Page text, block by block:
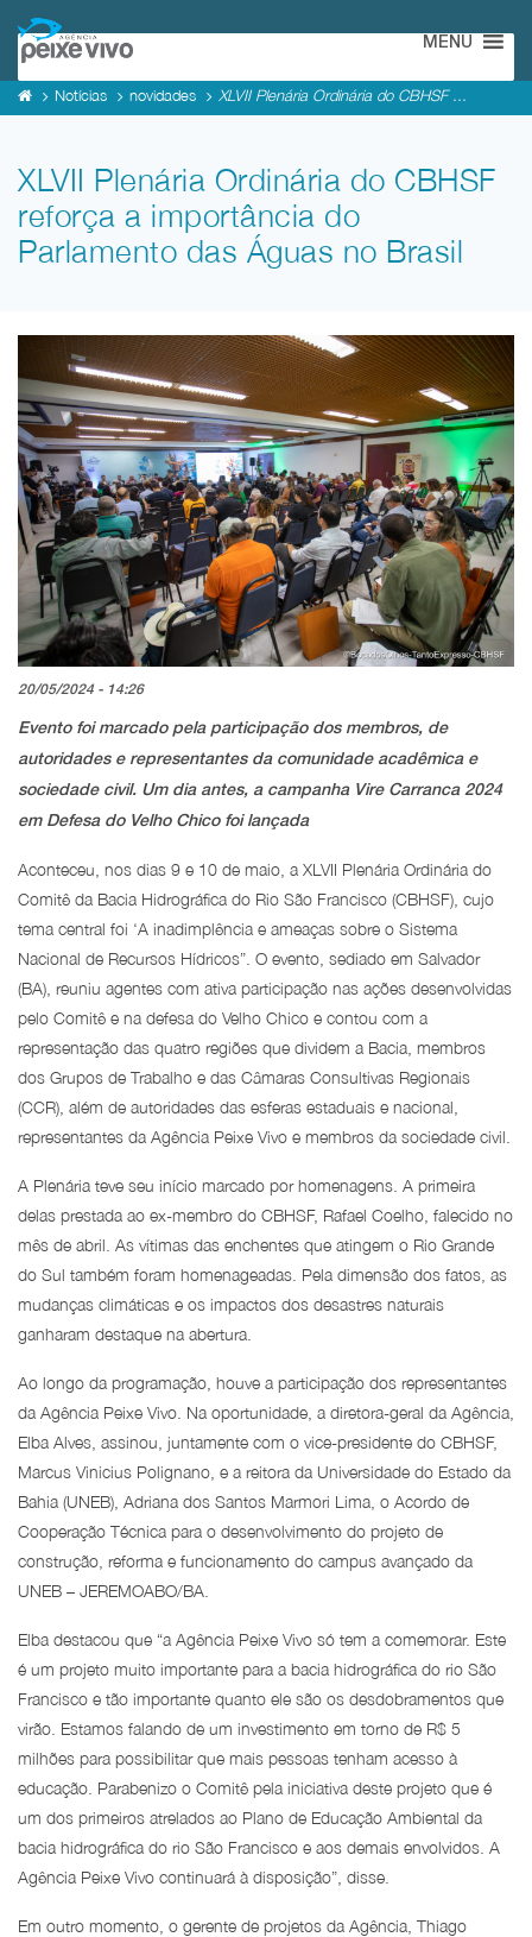
MENU
Notícias novidades XLVII Plenária Ordinária do CBHSF ...
XLVII Plenária Ordinária do CBHSF
reforça a importância do
Parlamento das Águas no Brasil
20/05/2024 - 14:26
Evento foi marcado pela participação dos membros, de
autoridades e representantes da comunidade acadêmica e
sociedade civil. Um dia antes, a campanha Vire Carranca 2024
em Defesa do Velho Chico foi lançada
Aconteceu, nos dias 9 e 10 de maio, a XLVII Plenária Ordinária do
Comitê da Bacia Hidrográfica do Rio São Francisco (CBHSF), cujo
tema central foi ‘A inadimplência e ameaças sobre o Sistema
Nacional de Recursos Hídricos”. O evento, sediado em Salvador
(BA), reuniu agentes com ativa participação nas ações desenvolvidas
pelo Comitê e na defesa do Velho Chico e contou com a
representação das quatro regiões que dividem a Bacia, membros
dos Grupos de Trabalho e das Câmaras Consultivas Regionais
(CCR), além de autoridades das esferas estaduais e nacional,
representantes da Agência Peixe Vivo e membros da sociedade civil.
A Plenária teve seu início marcado por homenagens. A primeira
delas prestada ao ex-membro do CBHSF, Rafael Coelho, falecido no
mês de abril. As vítimas das enchentes que atingem o Rio Grande
do Sul também foram homenageadas. Pela dimensão dos fatos, as
mudanças climáticas e os impactos dos desastres naturais
ganharam destaque na abertura.
Ao longo da programação, houve a participação dos representantes
da Agência Peixe Vivo. Na oportunidade, a diretora-geral da Agência,
Elba Alves, assinou, juntamente com o vice-presidente do CBHSF,
Marcus Vinicius Polignano, e a reitora da Universidade do Estado da
Bahia (UNEB), Adriana dos Santos Marmori Lima, o Acordo de
Cooperação Técnica para o desenvolvimento do projeto de
construção, reforma e funcionamento do campus avançado da
UNEB – JEREMOABO/BA.
Elba destacou que “a Agência Peixe Vivo só tem a comemorar. Este
é um projeto muito importante para a bacia hidrográfica do rio São
Francisco e tão importante quanto ele são os desdobramentos que
virão. Estamos falando de um investimento em torno de R$ 5
milhões para possibilitar que mais pessoas tenham acesso à
educação. Parabenizo o Comitê pela iniciativa deste projeto que é
um dos primeiros atrelados ao Plano de Educação Ambiental da
bacia hidrográfica do rio São Francisco e aos demais envolvidos. A
Agência Peixe Vivo continuará à disposição”, disse.
Em outro momento, o gerente de projetos da Agência, Thiago